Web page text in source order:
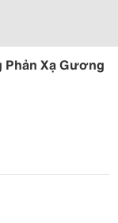
Phản Xạ Gương